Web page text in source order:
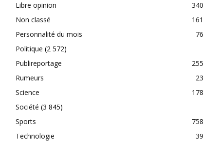
Libre opinion
340
Non classé
161
Personnalité du mois
76
Politique (2 572)
Publireportage
255
Rumeurs
23
Science
178
Société (3 845)
Sports
758
Technologie
39